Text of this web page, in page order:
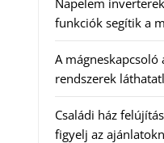
Napelem
funkciók segítik a
A
rendszerek
Családi ház
figyelj az